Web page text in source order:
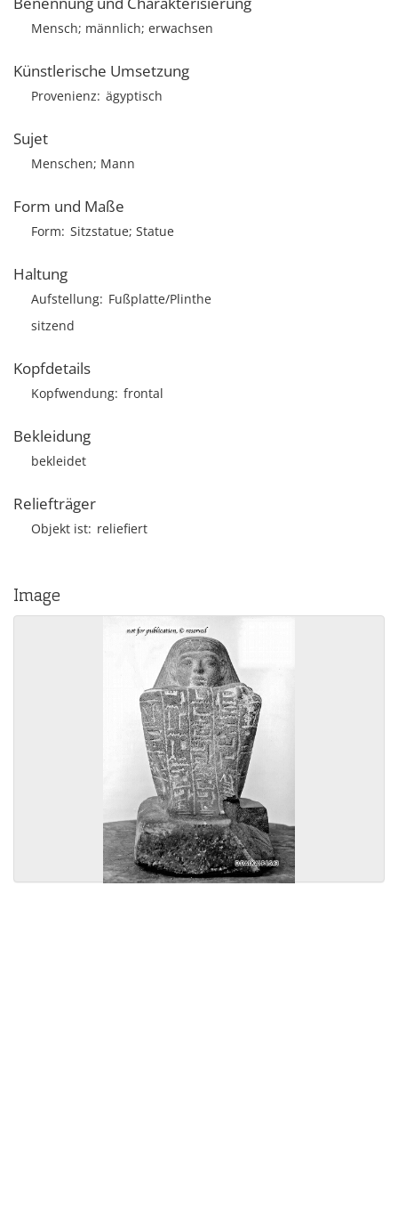
Mensch; männlich; erwachsen
Künstlerische Umsetzung
Provenienz ägyptisch
Sujet
Menschen; Mann
Form und Maße
Form Sitzstatue; Statue
Haltung
Aufstellung Fußplatte/Plinthe
sitzend
Kopfdetails
Kopfwendung frontal
Bekleidung
bekleidet
Reliefträger
Objekt ist reliefiert
Image